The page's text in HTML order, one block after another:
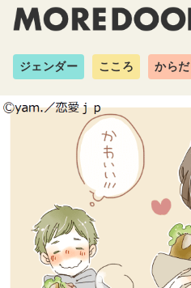
ジェンダー こころ からだ